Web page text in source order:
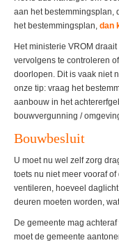
aan het bestemmingsplan,
het bestemmingsplan, dan
Het ministerie VROM
vervolgens te controleren
doorlopen. Dit is vaak niet
onze tip: vraag het
aanbouw in het
bouwvergunning /
Bouwbesluit
U moet nu wel zelf zorg
toets nu niet meer vooraf
ventileren, hoeveel
deuren moeten worden,
De gemeente mag
moet de gemeente